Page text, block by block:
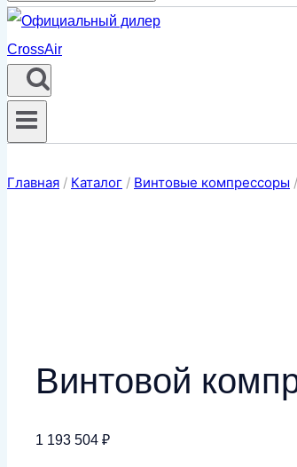
Главная / Каталог / Винтовые компрессоры /
Винтовой
1 193 504 ₽